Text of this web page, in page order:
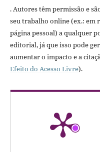
. Autores têm permissão e
seu trabalho online (ex.: em
página pessoal) a qualquer
editorial, já que isso pode
aumentar o impacto e a
Efeito do Acesso Livre).